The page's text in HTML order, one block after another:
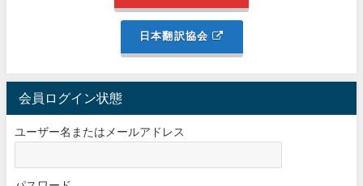
日本翻訳協会
会員ログイン状態
ユーザー名またはメールアドレス